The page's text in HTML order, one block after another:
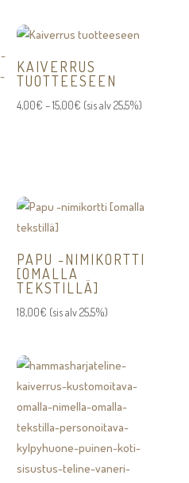
64,00€
KAIVERRUS
TUOTTEESEEN
4,00€ –15,00€ Hintaluokka:
(sis alv 25,5%)
PAPU -NIMIKORTTI
[OMALLA
TEKSTILLÄ]
18,00€ (sis alv 25,5%)